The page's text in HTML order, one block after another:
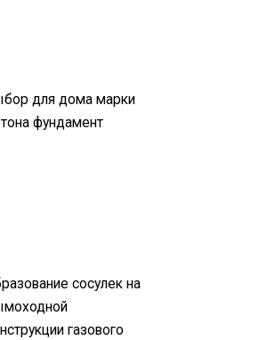
для дома марки
фундамент
сосулек на
газового